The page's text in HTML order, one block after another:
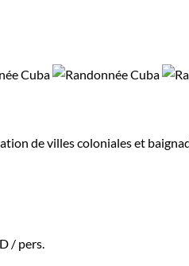
de villes coloniales et
/ pers.